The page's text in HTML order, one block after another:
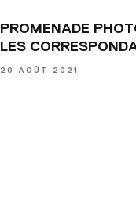
PROMENADE
LES
20 AOÛT 2021